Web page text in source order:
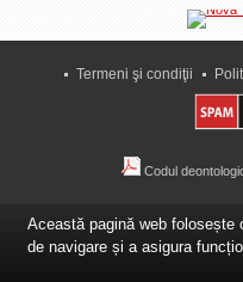
Termeni şi condiţii
Codul
Această pagină web folosește
de navigare și a asigura